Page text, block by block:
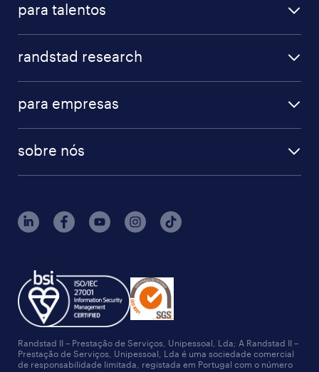
para talentos
randstad research
para empresas
sobre nós
Randstad II – Prestação de Serviços, Unipessoal, Lda; A Randstad II –
Prestação de Serviços, Unipessoal, Lda é uma sociedade comercial
de responsabilidade limitada, registada em Portugal com o número